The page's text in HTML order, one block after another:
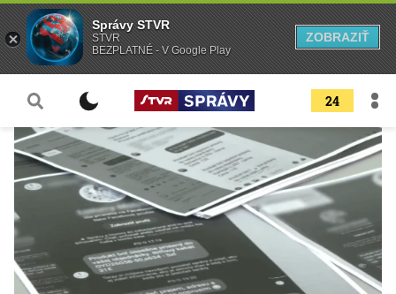
24
Správy STVR
STVR
BEZPLATNÉ - V Google Play
ZOBRAZIŤ